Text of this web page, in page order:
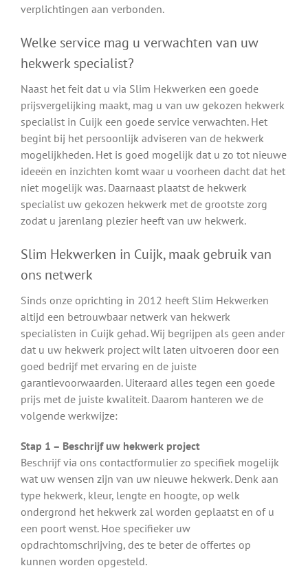
verplichtingen aan verbonden.
Welke service mag u verwachten van uw
hekwerk specialist?
Naast het feit dat u via Slim Hekwerken een goede
prijsvergelijking maakt, mag u van uw gekozen hekwerk
specialist in Cuijk een goede service verwachten. Het
begint bij het persoonlijk adviseren van de hekwerk
mogelijkheden. Het is goed mogelijk dat u zo tot nieuwe
ideeën en inzichten komt waar u voorheen dacht dat het
niet mogelijk was. Daarnaast plaatst de hekwerk
specialist uw gekozen hekwerk met de grootste zorg
zodat u jarenlang plezier heeft van uw hekwerk.
Slim Hekwerken in Cuijk, maak gebruik van
ons netwerk
Sinds onze oprichting in 2012 heeft Slim Hekwerken
altijd een betrouwbaar netwerk van hekwerk
specialisten in Cuijk gehad. Wij begrijpen als geen ander
dat u uw hekwerk project wilt laten uitvoeren door een
goed bedrijf met ervaring en de juiste
garantievoorwaarden. Uiteraard alles tegen een goede
prijs met de juiste kwaliteit. Daarom hanteren we de
volgende werkwijze:
Stap 1 – Beschrijf uw hekwerk project
Beschrijf via ons contactformulier zo specifiek mogelijk
wat uw wensen zijn van uw nieuwe hekwerk. Denk aan
type hekwerk, kleur, lengte en hoogte, op welk
ondergrond het hekwerk zal worden geplaatst en of u
een poort wenst. Hoe specifieker uw
opdrachtomschrijving, des te beter de offertes op
kunnen worden opgesteld.